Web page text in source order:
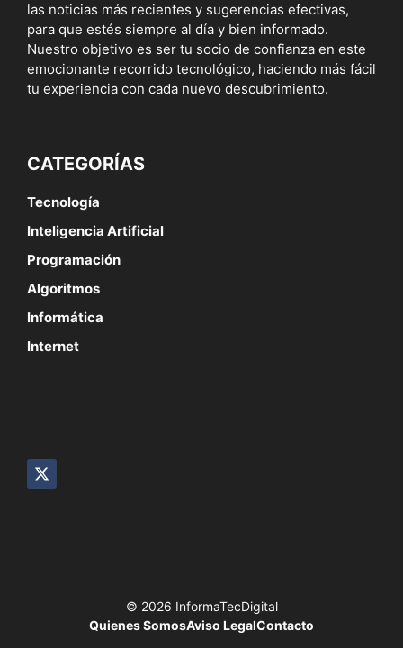
las noticias más recientes y sugerencias efectivas,
para que estés siempre al día y bien informado.
Nuestro objetivo es ser tu socio de confianza en este
emocionante recorrido tecnológico, haciendo más fácil
tu experiencia con cada nuevo descubrimiento.
CATEGORÍAS
Tecnología
Inteligencia Artificial
Programación
Algoritmos
Informática
Internet
© 2026 InformaTecDigital
Quienes SomosAviso LegalContacto